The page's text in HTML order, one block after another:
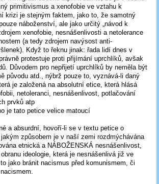
primitivismus a xenofobie ve vztahu k
krizi je stejným faktem, jako to, že samotný
náboženství, ale jako určitý „návod k
xenofobie, nesnášenlivosti a netolerance
(a tedy zdrojem navýsost anti-
Když to řeknu jinak: řada lidí dnes v
protestuje proti přijímání uprchlíků, avšak
Důvodem pro nepřijetí uprchlíků by neměla být
původu atd., nýbrž pouze to, vyznává-li daný
je založená na absolutní etice, která hlásá
netoleranci, nesnášenlivost, potlačování
prvků atp
je tato petice velice matoucí
a absurdní, hovoří-li se v textu petice o
způsobem je v naší zemi rozdmýchávána
etnická a NÁBOŽENSKÁ nesnášenlivost,
ideologie, která je nesnášenlivá již ve
jako bránit nacismus před komunismem, či